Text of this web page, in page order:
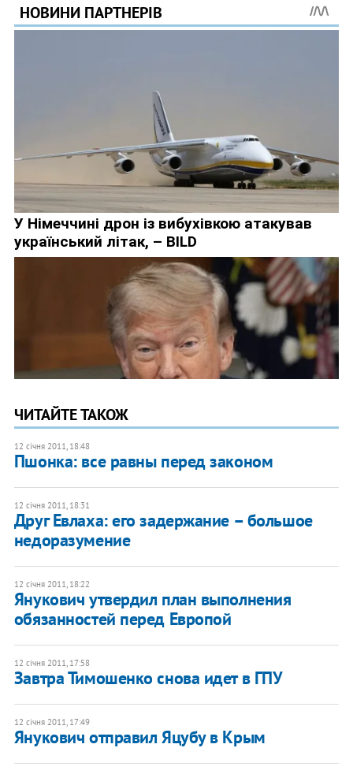
ЧИТАЙТЕ ТАКОЖ
12 січня 2011, 18:48
Пшонка: все равны перед законом
12 січня 2011, 18:31
Друг Евлаха: его задержание – большое
недоразумение
12 січня 2011, 18:22
Янукович утвердил план выполнения
обязанностей перед Европой
12 січня 2011, 17:58
Завтра Тимошенко снова идет в ГПУ
12 січня 2011, 17:49
​Янукович отправил Яцубу в Крым